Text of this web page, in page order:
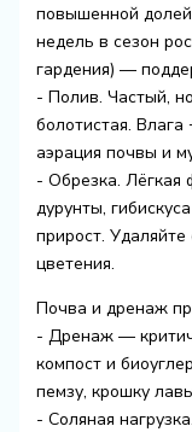
повышенной
недель в сезон
гардения) —
- Полив. Частый,
болотистая.
аэрация почвы и
- Обрезка. Лёгкая
дурунты,
прирост.
цветения.
Почва и дренаж
- Дренаж —
компост и
пемзу, крошку
- Соляная